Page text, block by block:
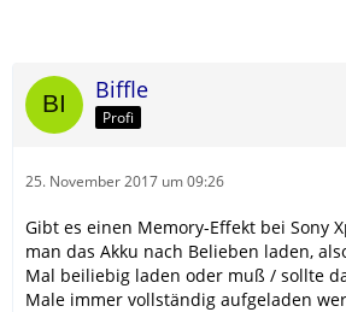
Biffle
Profi
25. November 2017 um 09:26
Gibt es einen Memory-Effekt bei Sony
man das Akku nach Belieben laden,
Mal beiliebig laden oder muß / sollte
Male immer vollständig aufgeladen